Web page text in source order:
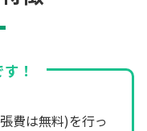
！
費は無料)を行っ